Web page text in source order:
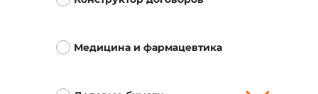
Медицина и фармацевтика